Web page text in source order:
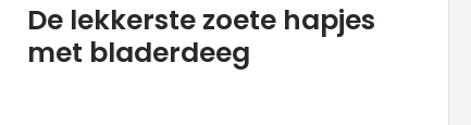
De lekkerste zoete hapjes
met bladerdeeg